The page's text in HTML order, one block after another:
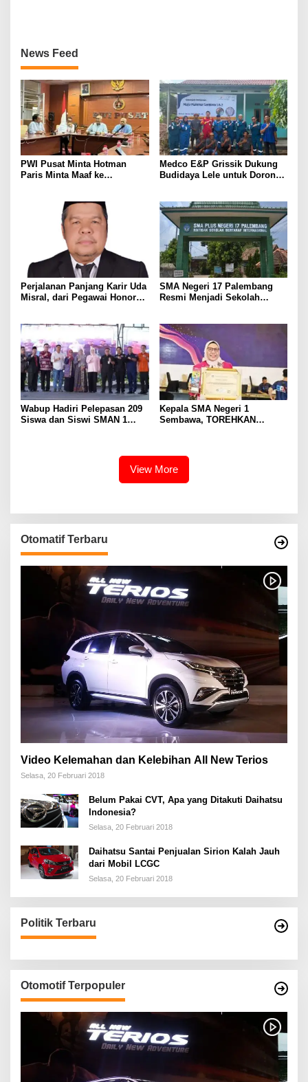
News Feed
PWI Pusat Minta Hotman
Paris Minta Maaf ke
Medco E&P Grissik Dukung
Budidaya Lele untuk Dorong
Perjalanan Panjang Karir Uda
Misral, dari Pegawai Honorer
Eselon III
SMA Negeri 17 Palembang
Resmi Menjadi Sekolah
Wabup Hadiri Pelepasan 209
Siswa dan Siswi SMAN 1
Kepala SMA Negeri 1
Sembawa, TOREHKAN
View More
Otomatif Terbaru
Video Kelemahan dan Kelebihan All New Terios
Selasa, 20 Februari 2018
Belum Pakai CVT, Apa yang Ditakuti Daihatsu
Indonesia?
Selasa, 20 Februari 2018
Daihatsu Santai Penjualan Sirion Kalah Jauh
dari Mobil LCGC
Selasa, 20 Februari 2018
Politik Terbaru
Otomotif Terpopuler